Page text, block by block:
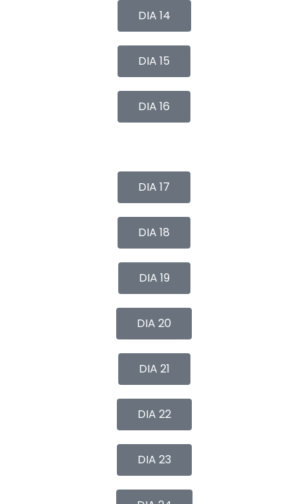
DIA 14
DIA 15
DIA 16
DIA 17
DIA 18
DIA 19
DIA 20
DIA 21
DIA 22
DIA 23